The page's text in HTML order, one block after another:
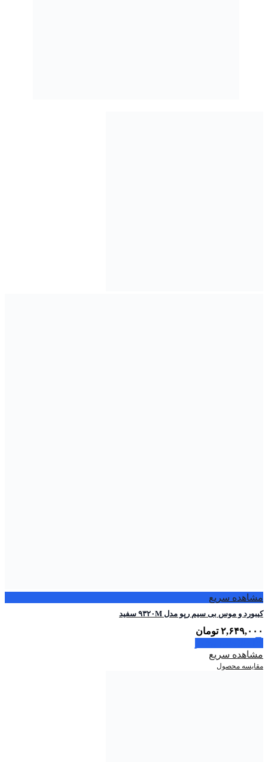
مشاهده سریع
کیبورد و موس بی سیم رپو مدل ۹۳۲۰M سفید
۲,۶۴۹,۰۰۰ تومان
مشاهده سریع
مقایسه محصول